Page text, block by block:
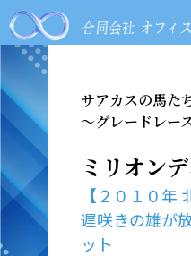
サアカスの馬た
～グレードレー
ミリオン
【２０１０年
遅咲きの雄が
ット